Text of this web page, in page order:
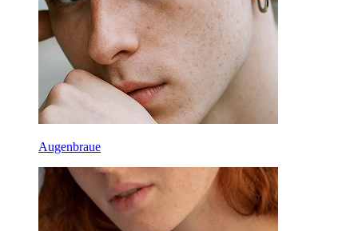
Augenbraue